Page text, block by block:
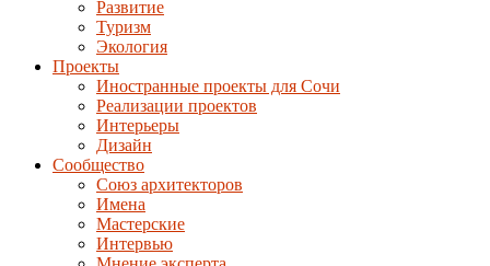
Развитие
Туризм
Экология
Проекты
Иностранные проекты для Сочи
Реализации проектов
Интерьеры
Дизайн
Сообщество
Союз архитекторов
Имена
Мастерские
Интервью